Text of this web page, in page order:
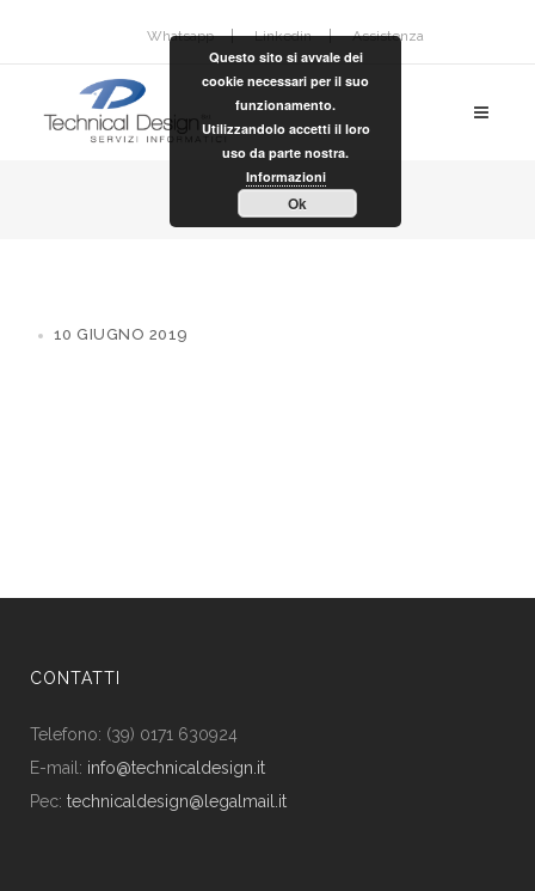
Whatsapp Linkedin Assistenza
10 GIUGNO 2019
CONTATTI
Telefono: (39) 0171 630924
E-mail: info@technicaldesign.it
Pec: technicaldesign@legalmail.it
Questo sito si avvale dei
cookie necessari per il suo
funzionamento.
Utilizzandolo accetti il loro
uso da parte nostra.
Informazioni
Ok